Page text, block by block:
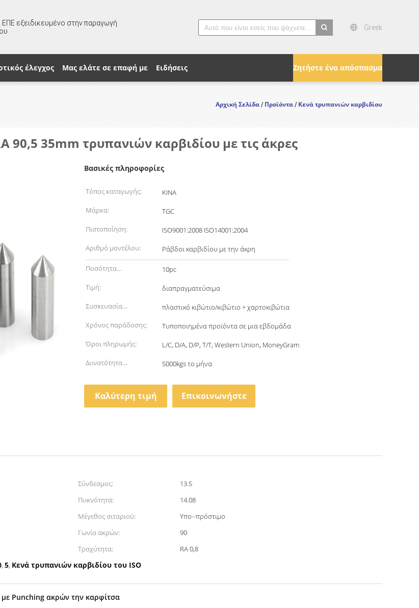
εξειδικευμένο στην παραγωγή
Greek
Ζητήστε ένα απόσπασμα
έλεγχος Μας ελάτε σε επαφή με Ειδήσεις
Αρχική Σελίδα /Προϊόντα/Κενά τρυπανιών καρβιδίου
90,5 35mm τρυπανιών καρβιδίου με τις άκρες
Βασικές πληροφορίες
Τόπος καταγωγής:
ΚΙΝΑ
Μάρκα:
TGC
Πιστοποίηση:
ISO9001:2008 ISO14001:2004
Αριθμό μοντέλου:
Ράβδοι καρβιδίου με την άκρη
Ποσότητα
παραγγελίας min:
10pc
Τιμή:
διαπραγματεύσιμα
Συσκευασία
λεπτομέρειες:
πλαστικό κιβώτιο/κιβώτιο + χαρτοκιβώτια
Χρόνος παράδοσης:
Τυποποιημένα προϊόντα σε μια εβδομάδα
Όροι πληρωμής:
L/C, D/A, D/P, T/T, Western Union, MoneyGram
Δυνατότητα
5000kgs το μήνα
Καλύτερη τιμή Επικοινωνήστε
Σύνδεσμος:
13.5
Πυκνότητα:
14.08
Μέγεθος σιταριού:
Υπο--πρόστιμο
Γωνία ακρών:
90
Τραχύτητα:
RA 0,8
, 5, Κενά τρυπανιών καρβιδίου του ISO
με Punching ακρών την καρφίτσα